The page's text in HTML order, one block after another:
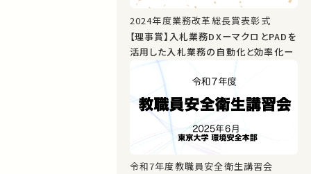
2024年度業務改革総長賞表彰式
【理事賞】入札業務DXーマクロとPADを
活用した入札業務の自動化と効率化ー
令和7年度教職員安全衛生講習会